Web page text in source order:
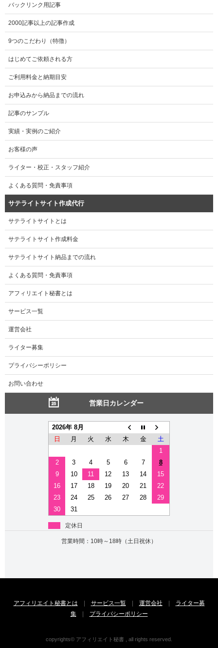
バックリンク用記事
2000記事以上の記事作成
9つのこだわり（特徴）
はじめてご依頼される方
ご利用料金と納期目安
お申込みから納品までの流れ
記事のサンプル
実績・実例のご紹介
お客様の声
ライター・校正・スタッフ紹介
よくある質問・免責事項
サテライトサイト作成代行
サテライトサイトとは
サテライトサイト作成料金
サテライトサイト納品までの流れ
よくある質問・免責事項
アフィリエイト秘書とは
サービス一覧
運営会社
ライター募集
プライバシーポリシー
お問い合わせ
営業日カレンダー
2026年 8月
日
月 火 水 木 金
土
1
2
3 4 5 6 7
8
9
10 11 12 13 14
15
16
17 18 19 20 21
22
23
24 25 26 27 28
29
30
31
定休日
営業時間：10時～18時（土日祝休）
アフィリエイト秘書とは | サービス一覧| 運営会社 |
ライター募
集| プライバシーポリシー
copyrights© アフィリエイト秘書 , all rights reserved.